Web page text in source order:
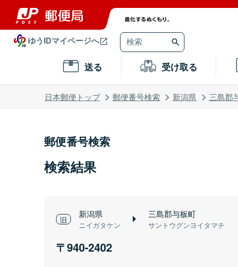
ゆうIDマイページへ
送る 受け取る
日本郵便トップ 郵便番号検索 新潟県 三島郡
郵便番号検索
検索結果
新潟県
ニイガタケン
三島郡与板町
サントウグンヨイタマチ
940-2402